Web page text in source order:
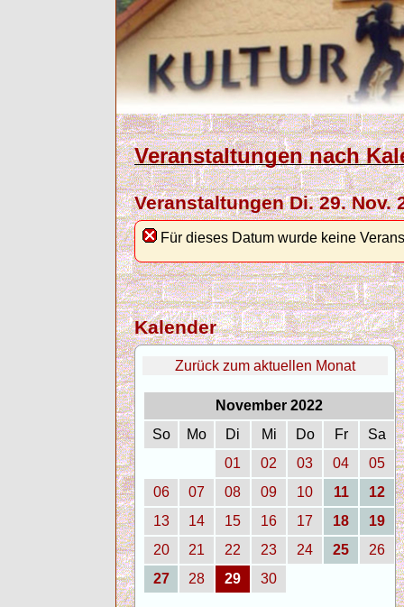
Veranstaltungen nach
Veranstaltungen Di. 29. Nov.
Für dieses Datum wurde keine
Kalender
Zurück zum aktuellen Monat
November 2022
So
Mo Di Mi Do Fr
Sa
01
02 03 04
05
06
07 08 09 10 11
12
13
14 15 16 17 18
19
20
21 22 23 24 25
26
27
28 29 30